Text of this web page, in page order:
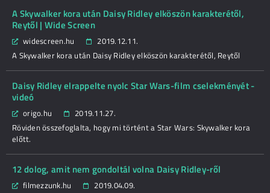
A Skywalker kora után Daisy Ridley elköszön karakterétől,
Reytől | Wide Screen
widescreen.hu
2019.12.11.
A Skywalker kora után Daisy Ridley elköszön karakterétől, Reytől
Daisy Ridley elrappelte nyolc Star Wars-film cselekményét -
videó
origo.hu
2019.11.27.
Röviden összefoglalta, hogy mi történt a Star Wars: Skywalker kora
előtt.
12 dolog, amit nem gondoltál volna Daisy Ridley-ről
filmezzunk.hu
2019.04.09.